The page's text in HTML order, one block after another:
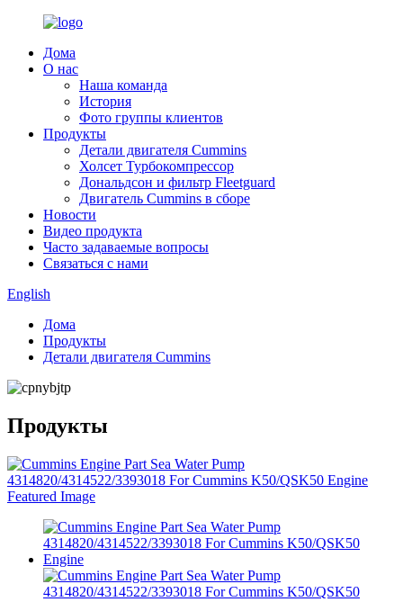
Дома
О нас
Наша команда
История
Фото группы клиентов
Продукты
Детали двигателя Cummins
Холсет Турбокомпрессор
Дональдсон и фильтр Fleetguard
Двигатель Cummins в сборе
Новости
Видео продукта
Часто задаваемые вопросы
Связаться с нами
English
Дома
Продукты
Детали двигателя Cummins
Продукты